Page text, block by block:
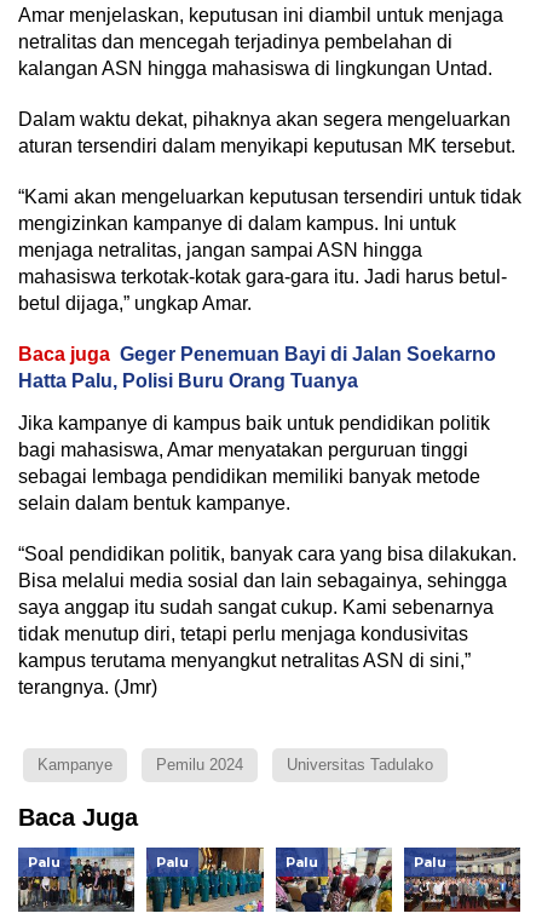
Amar menjelaskan, keputusan ini diambil untuk menjaga
netralitas dan mencegah terjadinya pembelahan di
kalangan ASN hingga mahasiswa di lingkungan Untad.
Dalam waktu dekat, pihaknya akan segera mengeluarkan
aturan tersendiri dalam menyikapi keputusan MK tersebut.
“Kami akan mengeluarkan keputusan tersendiri untuk tidak
mengizinkan kampanye di dalam kampus. Ini untuk
menjaga netralitas, jangan sampai ASN hingga
mahasiswa terkotak-kotak gara-gara itu. Jadi harus betul-
betul dijaga,” ungkap Amar.
Baca juga Geger Penemuan Bayi di Jalan Soekarno
Hatta Palu, Polisi Buru Orang Tuanya
Jika kampanye di kampus baik untuk pendidikan politik
bagi mahasiswa, Amar menyatakan perguruan tinggi
sebagai lembaga pendidikan memiliki banyak metode
selain dalam bentuk kampanye.
“Soal pendidikan politik, banyak cara yang bisa dilakukan.
Bisa melalui media sosial dan lain sebagainya, sehingga
saya anggap itu sudah sangat cukup. Kami sebenarnya
tidak menutup diri, tetapi perlu menjaga kondusivitas
kampus terutama menyangkut netralitas ASN di sini,”
terangnya. (Jmr)
Kampanye Pemilu 2024 Universitas Tadulako
Baca Juga
Palu Palu Palu Palu